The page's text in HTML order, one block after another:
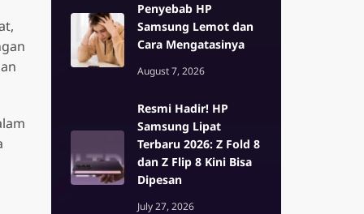
S26 5G
S25 5G
S25 Ultra 5G
Penyebab HP
Samsung Lemot dan
Cara Mengatasinya
August 7, 2026
Resmi Hadir! HP
Samsung Lipat
Terbaru 2026: Z Fold 8
dan Z Flip 8 Kini Bisa
Dipesan
July 27, 2026